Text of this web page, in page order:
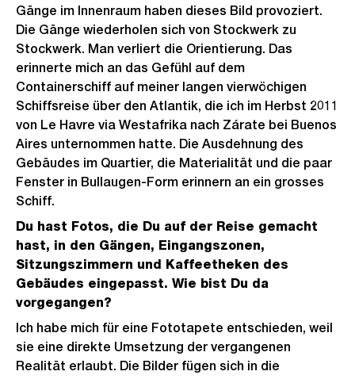
Gänge im Innenraum haben dieses Bild provoziert.
Die Gänge wiederholen sich von Stockwerk zu
Stockwerk. Man verliert die Orientierung. Das
erinnerte mich an das Gefühl auf dem
Containerschiff auf meiner langen vierwöchigen
Schiffsreise über den Atlantik, die ich im Herbst 2011
von Le Havre via Westafrika nach Zárate bei Buenos
Aires unternommen hatte. Die Ausdehnung des
Gebäudes im Quartier, die Materialität und die paar
Fenster in Bullaugen-Form erinnern an ein grosses
Schiff.
Du hast Fotos, die Du auf der Reise gemacht
hast, in den Gängen, Eingangszonen,
Sitzungszimmern und Kaffeetheken des
Gebäudes eingepasst. Wie bist Du da
vorgegangen?
Ich habe mich für eine Fototapete entschieden, weil
sie eine direkte Umsetzung der vergangenen
Realität erlaubt. Die Bilder fügen sich in die